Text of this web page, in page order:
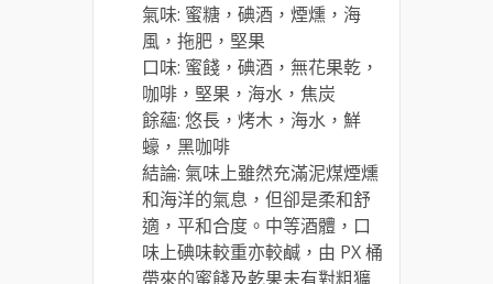
氣味: 蜜糖，碘酒，煙燻，海
風，拖肥，堅果
口味: 蜜餞，碘酒，無花果乾，
咖啡，堅果，海水，焦炭
餘蘊: 悠長，烤木，海水，鮮
蠔，黑咖啡
結論: 氣味上雖然充滿泥煤煙燻
和海洋的氣息，但卻是柔和舒
適，平和合度。中等酒體，口
味上碘味較重亦較鹹，由 PX 桶
帶來的蜜餞及乾果未有對粗獷